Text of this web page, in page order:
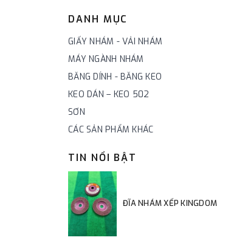
DANH MỤC
GIẤY NHÁM - VẢI NHÁM
MÁY NGÀNH NHÁM
BĂNG DÍNH - BĂNG KEO
KEO DÁN – KEO 502
SƠN
CÁC SẢN PHẨM KHÁC
TIN NỔI BẬT
ĐĨA NHÁM XẾP KINGDOM